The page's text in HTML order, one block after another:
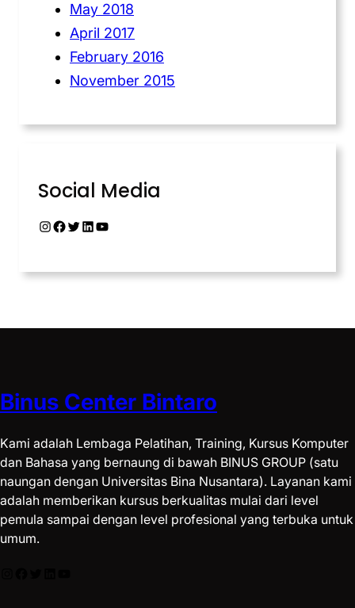
May 2018
April 2017
February 2016
November 2015
Social Media
Binus Center Bintaro
Kami adalah Lembaga Pelatihan, Training, Kursus Komputer
dan Bahasa yang bernaung di bawah BINUS GROUP (satu
naungan dengan Universitas Bina Nusantara). Layanan kami
adalah memberikan kursus berkualitas mulai dari level
pemula sampai dengan level profesional yang terbuka untuk
umum.